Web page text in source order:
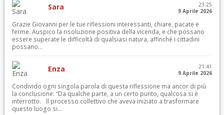
Sara
23:25
9 Aprile 2026
Grazie Giovanni per le tue riflessioni interessanti, chiare, pacate e
ferme. Auspico la risoluzione positiva della vicenda, e che possano
essere superate le difficoltà di qualsiasi natura, affinché i cittadini
possano...
Enza
21:41
9 Aprile 2026
Condivido ogni singola parola di questa riflessione ma ancor di più
la conclusione: “Da qualche parte, a un certo punto, qualcosa si è
interrotto. Il processo collettivo che aveva iniziato a trasformare
questo luogo si...